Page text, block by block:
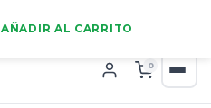
0
AÑADIR AL CARRITO